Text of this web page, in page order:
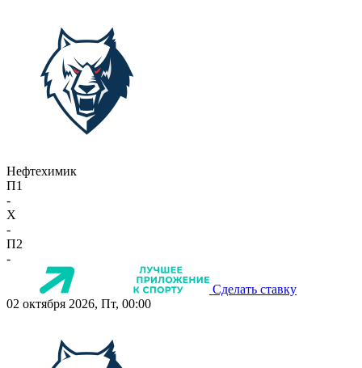
Нефтехимик
П1
-
X
-
П2
-
Сделать ставку
02 октября 2026, Пт, 00:00